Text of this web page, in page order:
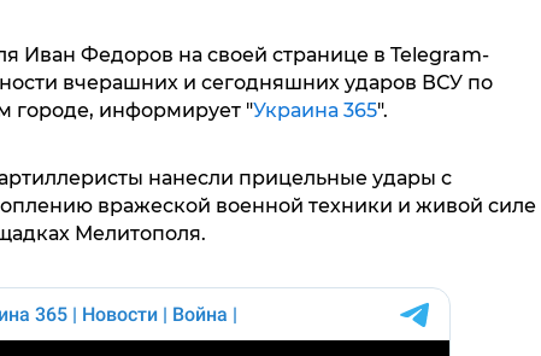
Иван Федоров на своей странице в Telegram-
вчерашних и сегодняшних ударов ВСУ по
городе, информирует "Украина 365".
нанесли прицельные удары с
вражеской военной техники и живой силе
Мелитополя.